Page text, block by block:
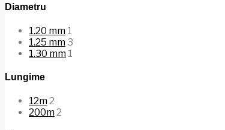
Diametru
1.20 mm 1
1.25 mm3
1.30 mm 1
Lungime
12m2
200m2